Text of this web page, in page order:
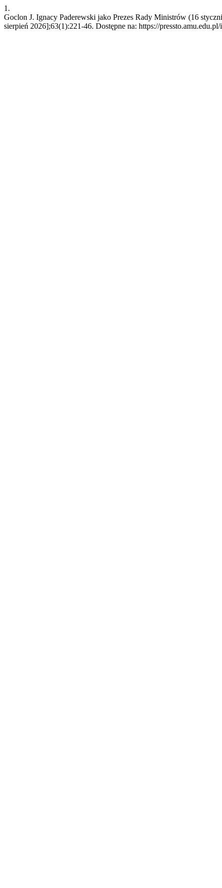
1.
Goclon J. Ignacy Paderewski jako Prezes Rady Ministrów (16
sierpień 2026];63(1):221-46. Dostępne na: https://